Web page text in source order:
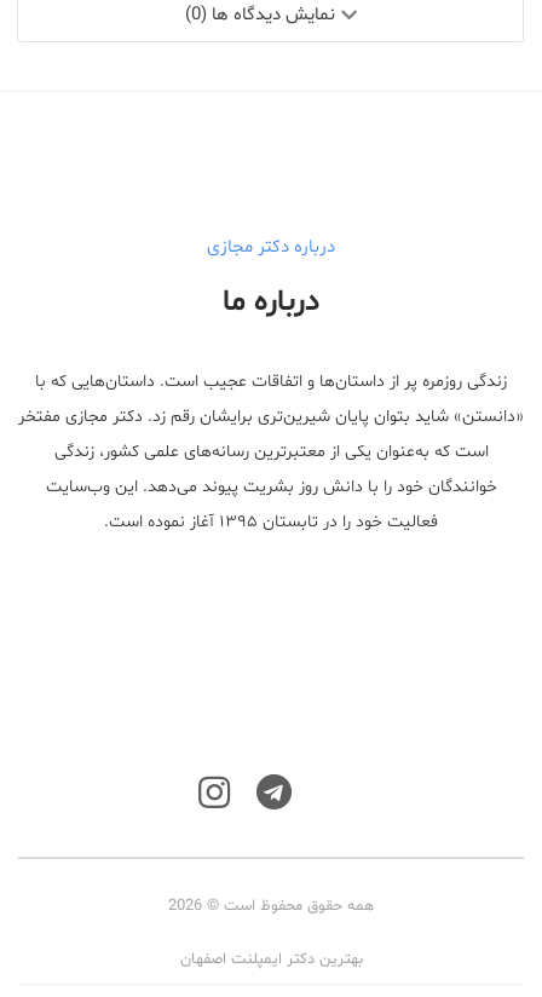
نمایش دیدگاه ها (0)
درباره دکتر مجازی
درباره ما
زندگی روزمره پر از داستان‌ها و اتفاقات عجیب است. داستان‌هایی که با
«دانستن» شاید بتوان پایان شیرین‌تری برایشان رقم زد. دکتر مجازی مفتخر
است که به‌عنوان یکی از معتبر‌ترین رسانه‌های علمی کشور، زندگی
خوانندگان خود را با دانش روز بشریت پیوند می‌دهد. این وب‌سایت
فعالیت خود را در تابستان ۱۳۹۵ آغاز نموده است.
همه حقوق محفوظ است © 2026
بهترین دکتر ایمپلنت اصفهان